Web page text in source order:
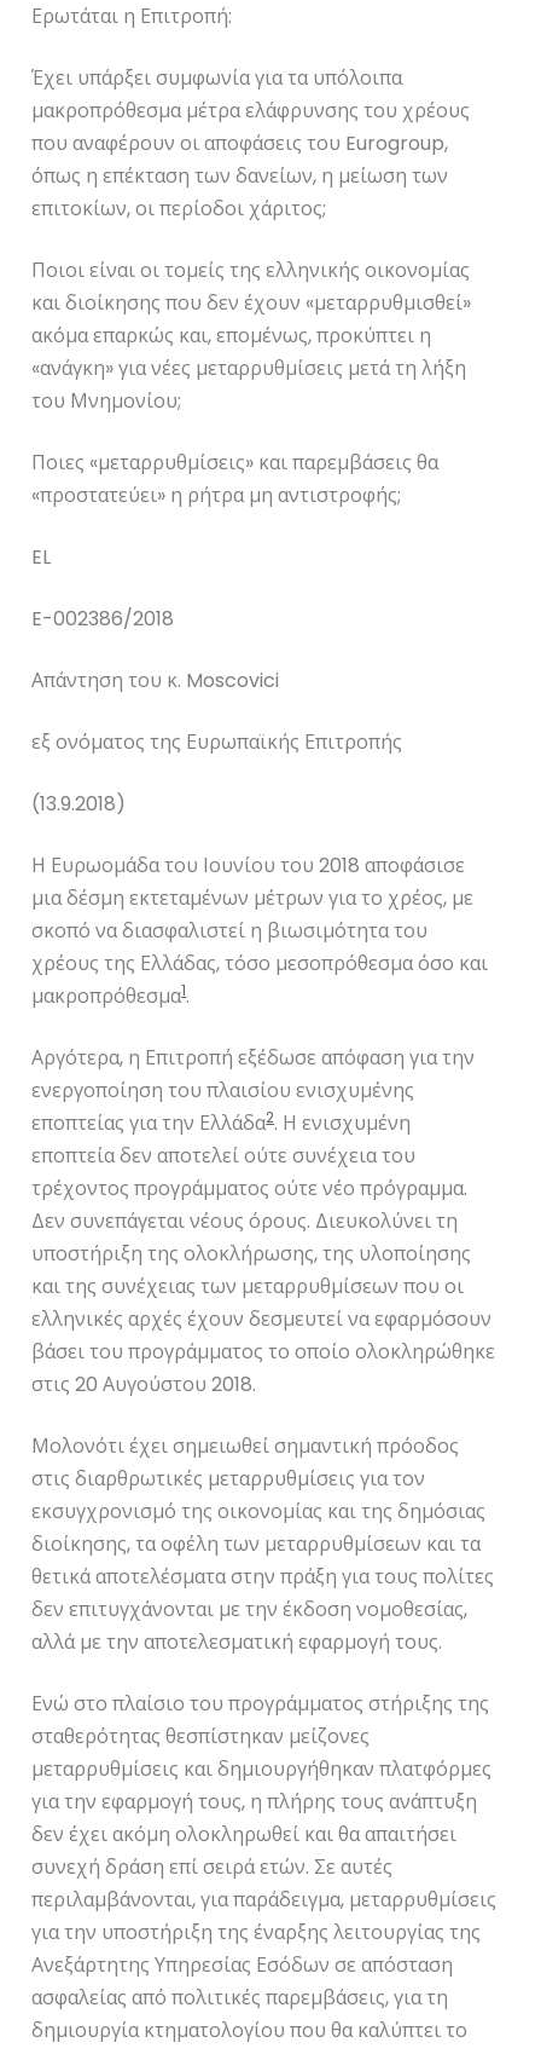
Ερωτάται η Επιτροπή:
Έχει υπάρξει συμφωνία για τα υπόλοιπα
μακροπρόθεσμα μέτρα ελάφρυνσης του χρέους
που αναφέρουν οι αποφάσεις του Eurogroup,
όπως η επέκταση των δανείων, η μείωση των
επιτοκίων, οι περίοδοι χάριτος;
Ποιοι είναι οι τομείς της ελληνικής οικονομίας
και διοίκησης που δεν έχουν «μεταρρυθμισθεί»
ακόμα επαρκώς και, επομένως, προκύπτει η
«ανάγκη» για νέες μεταρρυθμίσεις μετά τη λήξη
του Μνημονίου;
Ποιες «μεταρρυθμίσεις» και παρεμβάσεις θα
«προστατεύει» η ρήτρα μη αντιστροφής;
EL
E-002386/2018
Απάντηση του κ. Moscovici
εξ ονόματος της Ευρωπαϊκής Επιτροπής
(13.9.2018)
Η Ευρωομάδα του Ιουνίου του 2018 αποφάσισε
μια δέσμη εκτεταμένων μέτρων για το χρέος, με
σκοπό να διασφαλιστεί η βιωσιμότητα του
χρέους της Ελλάδας, τόσο μεσοπρόθεσμα όσο και
μακροπρόθεσμα1.
Αργότερα, η Επιτροπή εξέδωσε απόφαση για την
ενεργοποίηση του πλαισίου ενισχυμένης
εποπτείας για την Ελλάδα2. Η ενισχυμένη
εποπτεία δεν αποτελεί ούτε συνέχεια του
τρέχοντος προγράμματος ούτε νέο πρόγραμμα.
Δεν συνεπάγεται νέους όρους. Διευκολύνει τη
υποστήριξη της ολοκλήρωσης, της υλοποίησης
και της συνέχειας των μεταρρυθμίσεων που οι
ελληνικές αρχές έχουν δεσμευτεί να εφαρμόσουν
βάσει του προγράμματος το οποίο ολοκληρώθηκε
στις 20 Αυγούστου 2018.
Μολονότι έχει σημειωθεί σημαντική πρόοδος
στις διαρθρωτικές μεταρρυθμίσεις για τον
εκσυγχρονισμό της οικονομίας και της δημόσιας
διοίκησης, τα οφέλη των μεταρρυθμίσεων και τα
θετικά αποτελέσματα στην πράξη για τους πολίτες
δεν επιτυγχάνονται με την έκδοση νομοθεσίας,
αλλά με την αποτελεσματική εφαρμογή τους.
Ενώ στο πλαίσιο του προγράμματος στήριξης της
σταθερότητας θεσπίστηκαν μείζονες
μεταρρυθμίσεις και δημιουργήθηκαν πλατφόρμες
για την εφαρμογή τους, η πλήρης τους ανάπτυξη
δεν έχει ακόμη ολοκληρωθεί και θα απαιτήσει
συνεχή δράση επί σειρά ετών. Σε αυτές
περιλαμβάνονται, για παράδειγμα, μεταρρυθμίσεις
για την υποστήριξη της έναρξης λειτουργίας της
Ανεξάρτητης Υπηρεσίας Εσόδων σε απόσταση
ασφαλείας από πολιτικές παρεμβάσεις, για τη
δημιουργία κτηματολογίου που θα καλύπτει το